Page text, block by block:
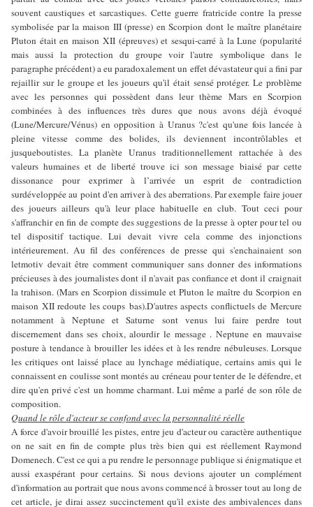
souvent caustiques et sarcastiques. Cette guerre fratricide contre la presse
symbolisée par la maison III (presse) en Scorpion dont le maître planétaire
Pluton était en maison XII (épreuves) et sesqui-carré à la Lune (popularité
mais aussi la protection du groupe voir l'autre symbolique dans le
paragraphe précédent) a eu paradoxalement un effet dévastateur qui a fini par
rejaillir sur le groupe et les joueurs qu'il était sensé protéger. Le problème
avec les personnes qui possèdent dans leur thème Mars en Scorpion
combinées à des influences très dures que nous avons déjà évoqué
(Lune/Mercure/Vénus) en opposition à Uranus ?c'est qu'une fois lancée à
pleine vitesse comme des bolides, ils deviennent incontrôlables et
jusqueboutistes. La planète Uranus traditionnellement rattachée à des
valeurs humaines et de liberté trouve ici son message biaisé par cette
dissonance pour exprimer à l’arrivée un esprit de contradiction
surdéveloppée au point d'en arriver à des aberrations. Par exemple faire jouer
des joueurs ailleurs qu'à leur place habituelle en club. Tout ceci pour
s'affranchir en fin de compte des suggestions de la presse à opter pour tel ou
tel dispositif tactique. Lui devait vivre cela comme des injonctions
intérieurement. Au fil des conférences de presse qui s'enchainaient son
letmotiv devait être comment communiquer sans donner des informations
précieuses à des journalistes dont il n'avait pas confiance et dont il craignait
la trahison. (Mars en Scorpion dissimule et Pluton le maître du Scorpion en
maison XII redoute les coups bas).D'autres aspects conflictuels de Mercure
notamment à Neptune et Saturne sont venus lui faire perdre tout
discernement dans ses choix, alourdir le message . Neptune en mauvaise
posture à tendance à brouiller les idées et à les rendre nébuleuses. Lorsque
les critiques ont laissé place au lynchage médiatique, certains amis qui le
connaissent en coulisse sont montés au créneau pour tenter de le défendre, et
dire qu'en privé c'est un homme charmant. Lui même a parlé de son rôle de
composition.
Quand le rôle d'acteur se confond avec la personnalité réelle
A force d'avoir brouillé les pistes, entre jeu d'acteur ou caractère authentique
on ne sait en fin de compte plus très bien qui est réellement Raymond
Domenech. C'est ce qui a pu rendre le personnage publique si énigmatique et
aussi exaspérant pour certains. Si nous devions ajouter un complément
d'information au portrait que nous avons commencé à brosser tout au long de
cet article, je dirai assez succinctement qu'il existe des ambivalences dans